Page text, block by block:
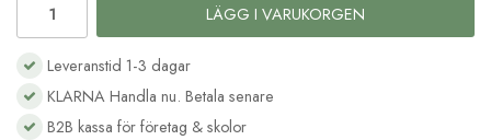
LÄGG I VARUKORGEN
Leveranstid 1-3 dagar
KLARNA Handla nu. Betala senare
B2B kassa för företag & skolor